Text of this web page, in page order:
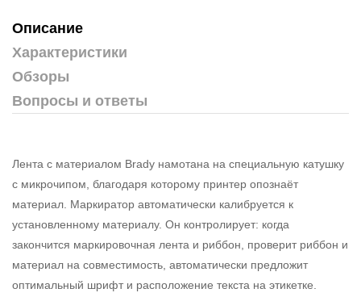
Описание
Характеристики
Обзоры
Вопросы и ответы
Лента с материалом Brady намотана на специальную катушку
с микрочипом, благодаря которому принтер опознаёт
материал. Маркиратор автоматически калибруется к
установленному материалу. Он контролирует: когда
закончится маркировочная лента и риббон, проверит риббон и
материал на совместимость, автоматически предложит
оптимальный шрифт и расположение текста на этикетке.